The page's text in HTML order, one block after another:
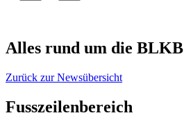
Alles rund um die BLKB
Zurück zur Newsübersicht
Fusszeilenbereich